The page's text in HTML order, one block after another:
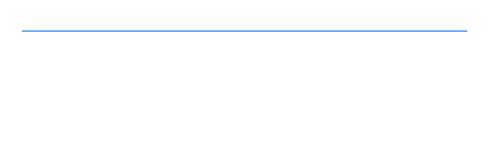
บาง